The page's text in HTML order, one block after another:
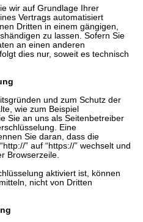
wir auf Grundlage Ihrer
Vertrags automatisiert
Dritten in einem gängigen,
zu lassen. Sofern Sie
an einen anderen
dies nur, soweit es technisch
und zum Schutz der
wie zum Beispiel
Sie an uns als Seitenbetreiber
Eine
Sie daran, dass die
” auf “https://” wechselt und
Browserzeile.
aktiviert ist, können
nicht von Dritten